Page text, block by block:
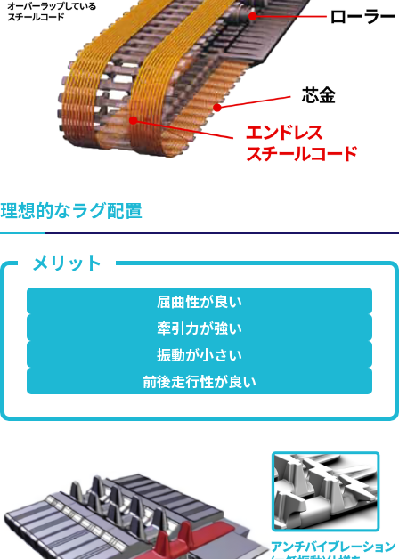
理想的なラグ配置
屈曲性が良い
牽引力が強い
振動が小さい
前後走行性が良い